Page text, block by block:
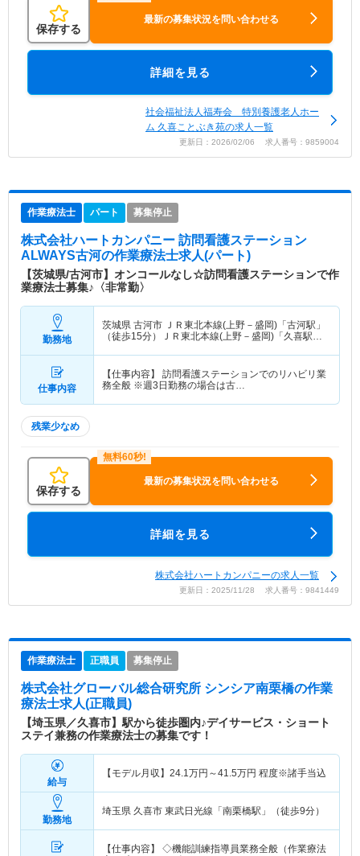
保存する
最新の募集状況を問い合わせる
詳細を見る
社会福祉法人福寿会 特別養護老人ホー
ム 久喜ことぶき苑の求人一覧
更新日：2026/02/06 求人番号：9859004
作業療法士 パート 募集停止
株式会社ハートカンパニー 訪問看護ステーション
ALWAYS古河の作業療法士求人(パート)
【茨城県/古河市】オンコールなし☆訪問看護ステーションで作
業療法士募集♪〈非常勤〉
勤務地
茨城県 古河市 ＪＲ東北本線(上野－盛岡)「古河駅」
（徒歩15分）ＪＲ東北本線(上野－盛岡)「久喜駅」
仕事内容
【仕事内容】 訪問看護ステーションでのリハビリ業
務全般 ※週3日勤務の場合は古…
残業少なめ
保存する
最新の募集状況を問い合わせる
詳細を見る
株式会社ハートカンパニーの求人一覧
更新日：2025/11/28 求人番号：9841449
作業療法士 正職員 募集停止
株式会社グローバル総合研究所 シンシア南栗橋の作業
療法士求人(正職員)
【埼玉県／久喜市】駅から徒歩圏内♪デイサービス・ショート
ステイ兼務の作業療法士の募集です！
給与
【モデル月収】 24.1万円～41.5万円 程度※諸手当込
勤務地
埼玉県 久喜市 東武日光線「南栗橋駅」（徒歩9分）
【仕事内容】 ◇機能訓練指導員業務全般（作業療法